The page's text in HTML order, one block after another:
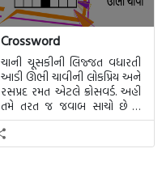
Crossword
ચાની ચૂસકીની લિજ્જત વધારતી
આડી ઊભી ચાવીની લોકપ્રિય અને
રસપ્રદ રમત એટલે ક્રોસવર્ડ. અહીં
તમે તરત જ જવાબ સાચો છે કે
ખોટો તે જાણી શકાશે.